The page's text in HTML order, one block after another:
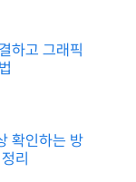
하고 그래픽
확인하는 방
리